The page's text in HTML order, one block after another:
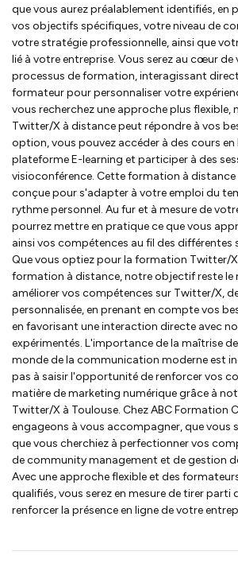
que vous aurez préalablement identifiés, en
vos objectifs spécifiques, votre niveau de
votre stratégie professionnelle, ainsi que
lié à votre entreprise. Vous serez au cœur
processus de formation, interagissant
formateur pour personnaliser votre
vous recherchez une approche plus
Twitter/X à distance peut répondre à vos
option, vous pouvez accéder à des cours en
plateforme E-learning et participer à des
visioconférence. Cette formation à
conçue pour s'adapter à votre emploi du
rythme personnel. Au fur et à mesure de
pourrez mettre en pratique ce que vous
ainsi vos compétences au fil des différentes
Que vous optiez pour la formation Twitter/X
formation à distance, notre objectif reste le
améliorer vos compétences sur Twitter/X,
personnalisée, en prenant en compte vos
en favorisant une interaction directe avec
expérimentés. L'importance de la maîtrise
monde de la communication moderne est
pas à saisir l'opportunité de renforcer vos
matière de marketing numérique grâce à
Twitter/X à Toulouse. Chez ABC Formation
engageons à vous accompagner, que vous
que vous cherchiez à perfectionner vos
de community management et de gestion
Avec une approche flexible et des
qualifiés, vous serez en mesure de tirer
renforcer la présence en ligne de votre